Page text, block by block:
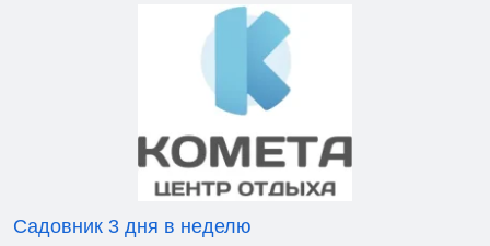
Садовник 3 дня в неделю